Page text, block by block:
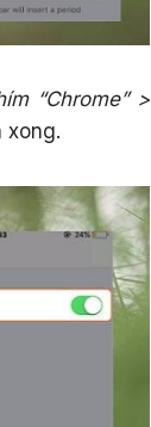
“Chrome” >